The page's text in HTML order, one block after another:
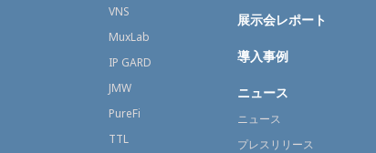
VNS
MuxLab
IP GARD
JMW
PureFi
TTL
展示会レポート
導入事例
ニュース
ニュース
プレスリリース